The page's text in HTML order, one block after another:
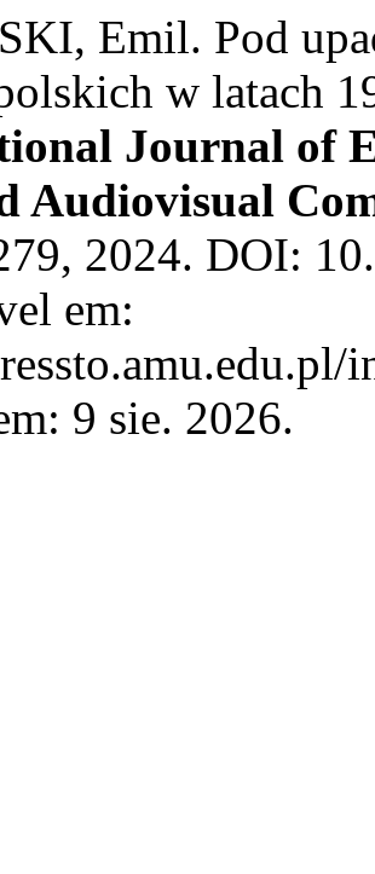
Emil. Pod
w latach
Journal of
Audiovisual
2024. DOI:
em:
9 sie. 2026.